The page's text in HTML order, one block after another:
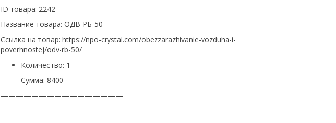
ID товара: 2242
Название товара: ОДВ-РБ-50
Ссылка на товар: https://npo-crystal.com/obezzarazhivanie-vozduha-i-
poverhnostej/odv-rb-50/
Количество: 1
Сумма: 8400
————————————————